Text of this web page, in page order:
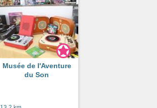
Musée de l'Aventure
du Son